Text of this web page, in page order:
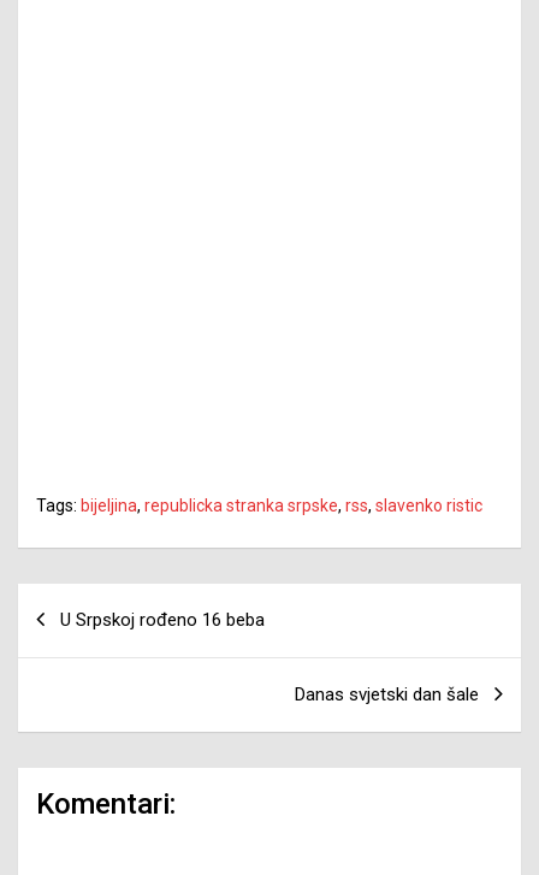
Tags: bijeljina, republicka stranka srpske, rss, slavenko ristic
članaka
U Srpskoj rođeno 16 beba
Danas svjetski dan šale
Komentari: